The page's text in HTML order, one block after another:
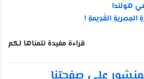
هولندا
المِصريةِ القَدِيمةِ !
قراءة مفيدة نتمناها لكم